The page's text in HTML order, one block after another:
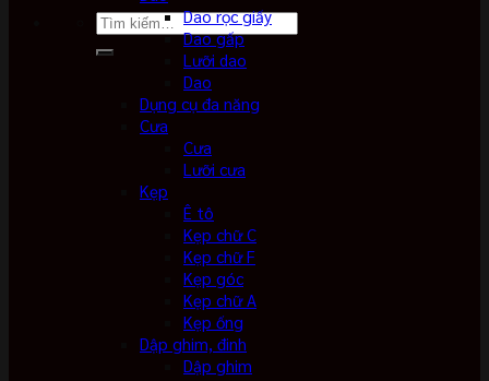
Tìm
Dao rọc giấy
Dao gấp
Lưỡi dao
Dao
Dụng cụ đa năng
Cưa
Cưa
Lưỡi cưa
Kẹp
Ê tô
Kẹp chữ C
Kẹp chữ F
Kẹp góc
Kẹp chữ A
Kẹp ống
Dập ghim, đinh
Dập ghim